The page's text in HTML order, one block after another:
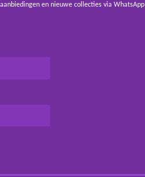
en nieuwe collecties via WhatsApp